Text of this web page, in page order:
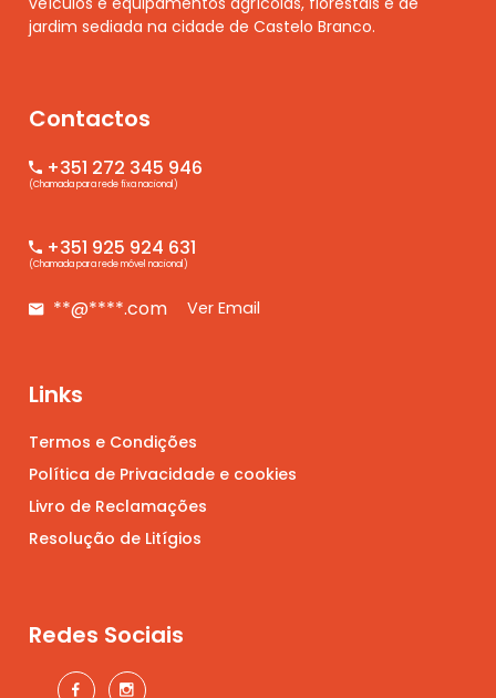
jardim sediada na cidade de Castelo Branco.
Contactos
+351 272 345 946
(Chamada para rede fixa nacional)
+351 925 924 631
(Chamada para rede móvel nacional)
**@****.com Ver Email
Links
Termos e Condições
Política de Privacidade e cookies
Livro de Reclamações
Resolução de Litígios
Redes Sociais